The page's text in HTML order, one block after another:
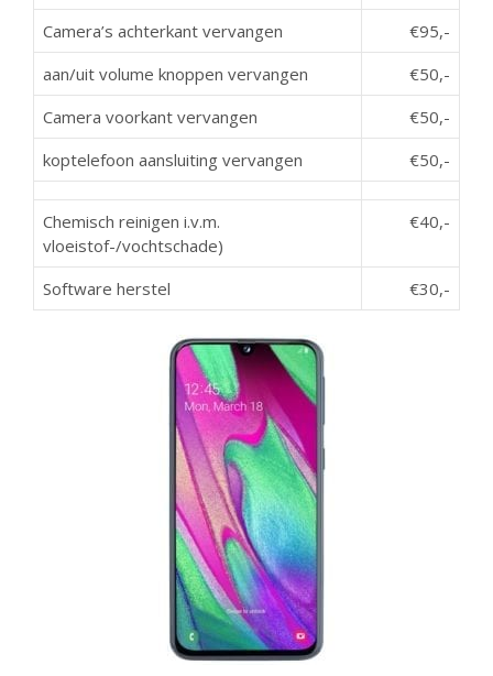
Camera’s achterkant vervangen
€95,-
aan/uit volume knoppen vervangen
€50,-
Camera voorkant vervangen
€50,-
koptelefoon aansluiting vervangen
€50,-
Chemisch reinigen i.v.m.
vloeistof-/vochtschade)
€40,-
Software herstel €30,-